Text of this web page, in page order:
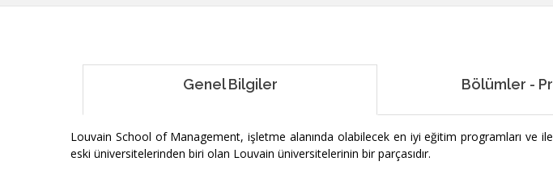
Genel Bilgiler Bölümler -
Louvain School of Management, işletme alanında olabilecek en iyi eğitim programları ve
eski üniversitelerinden biri olan Louvain üniversitelerinin bir parçasıdır.